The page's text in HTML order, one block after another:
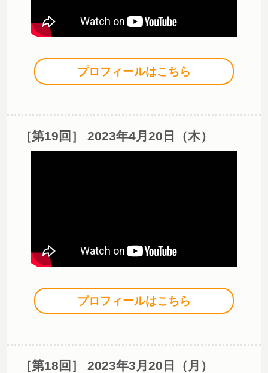
プロフィールはこちら
［第19回］ 2023年4月20日（木）
プロフィールはこちら
［第18回］ 2023年3月20日（月）